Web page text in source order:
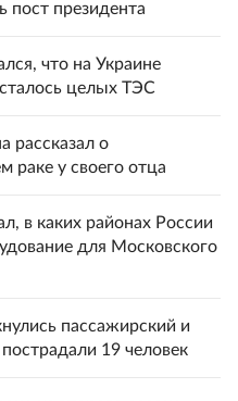
пост президента
что на Украине
целых ТЭС
рассказал о
раке у своего отца
в каких районах России
для Московского
пассажирский и
19 человек